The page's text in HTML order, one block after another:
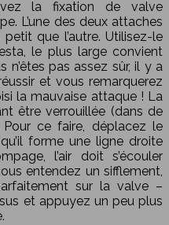
la fixation de valve
L’une des deux attaches
que l’autre. Utilisez-le
le plus large convient
n’êtes pas assez sûr, il y a
et vous remarquerez
la mauvaise attaque ! La
être verrouillée (dans de
ce faire, déplacez le
forme une ligne droite
l’air doit s’écouler
entendez un sifflement,
sur la valve –
et appuyez un peu plus